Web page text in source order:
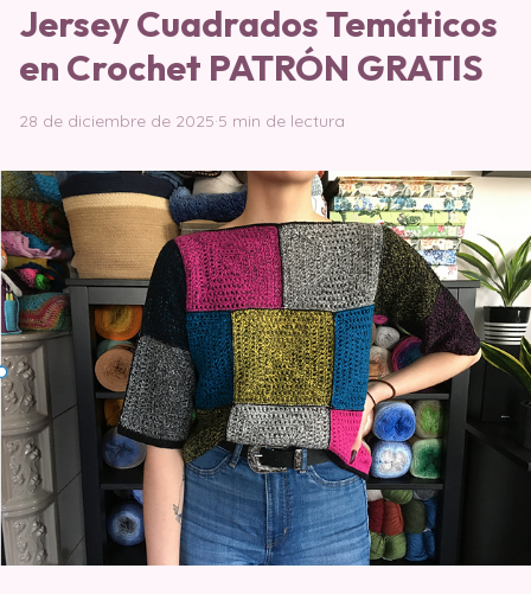
Jersey Cuadrados Temáticos
en Crochet PATRÓN GRATIS
28 de diciembre de 2025·5 min de lectura